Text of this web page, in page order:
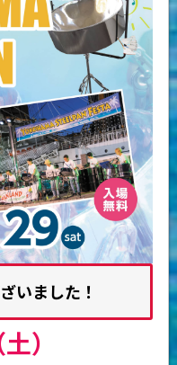
いました！
）